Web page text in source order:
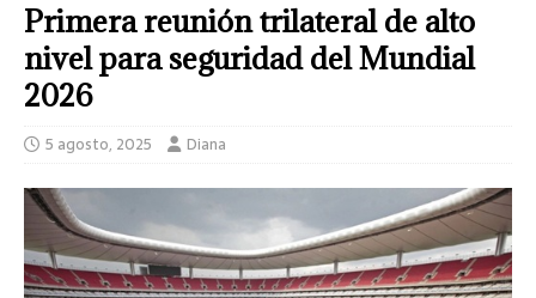
Primera reunión trilateral de alto
nivel para seguridad del Mundial
2026
5 agosto, 2025 Diana